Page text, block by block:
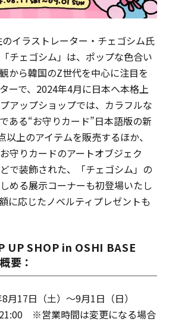
イラストレーター・チェゴシム⽒
チェゴシム」は、ポップな⾊合い
から韓国のZ世代を中⼼に注⽬を
ーで、2024年4⽉に⽇本へ本格上
アップショップでは、カラフルな
ある“お守りカード”⽇本語版の新
上のアイテムを販売するほか、
守りカードのアートオブジェク
で装飾された、「チェゴシム」の
める展⽰コーナーも初登場いたし
に応じたノベルティプレゼントも
UP SHOP in OSHI BASE
要：
⽉17⽇（⼟）〜9⽉1⽇（⽇）
21:00 ※営業時間は変更になる場合